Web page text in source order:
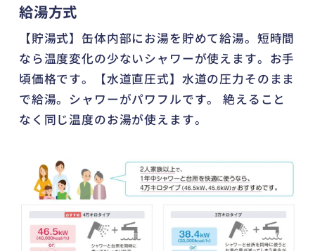
給湯方式
【貯湯式】缶体内部にお湯を貯めて給湯。短時間
なら温度変化の少ないシャワーが使えます。お手
頃価格です。【水道直圧式】水道の圧力そのまま
で給湯。シャワーがパワフルです。 絶えること
なく同じ温度のお湯が使えます。